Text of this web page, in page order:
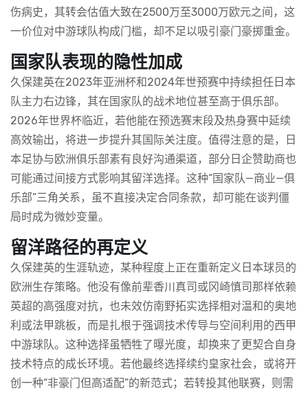
伤病史，其转会估值大致在2500万至3000万欧元之间，这
一价位对中游球队构成门槛，却不足以吸引豪门豪掷重金。
国家队表现的隐性加成
久保建英在2023年亚洲杯和2024年世预赛中持续担任日本
队主力右边锋，其在国家队的战术地位甚至高于俱乐部。
2026年世界杯临近，若他能在预选赛末段及热身赛中延续
高效输出，将进一步提升其国际关注度。值得注意的是，日
本足协与欧洲俱乐部素有良好沟通渠道，部分日企赞助商也
可能通过间接方式影响其留洋选择。这种“国家队—商业—俱
乐部”三角关系，虽不直接决定合同条款，却可能在谈判僵
局时成为微妙变量。
留洋路径的再定义
久保建英的生涯轨迹，某种程度上正在重新定义日本球员的
欧洲生存策略。他没有像前辈香川真司或冈崎慎司那样依赖
英超的高强度对抗，也未效仿南野拓实选择相对温和的奥地
利或法甲跳板，而是扎根于强调技术传导与空间利用的西甲
中游球队。这种选择虽牺牲了曝光度，却换来了更契合自身
技术特点的成长环境。若他最终选择续约皇家社会，或将开
创一种“非豪门但高适配”的新范式；若转投其他联赛，则需